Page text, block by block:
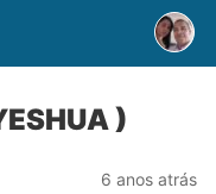
)
6 anos atrás